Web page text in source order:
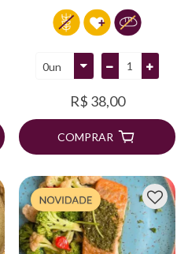
R$ 38,00
COMPRAR